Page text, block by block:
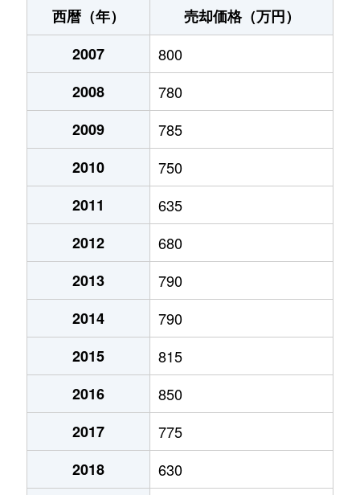
末広町
240万円 十字街
千代台町
3,100万円
千代台町
2,400万円
富岡町
1,700万円
富岡町
590万円
1,700万円
深堀町
1,400万円
深堀町
480万円
船見町
2,000万円
弁天町
780万円
1,200万円
750万円
430万円
西暦（年）
売却価格（万円）
2007
800
2008
780
2009
785
2010
750
2011
635
2012
680
2013
790
2014
790
2015
815
2016
850
2017
775
2018
630